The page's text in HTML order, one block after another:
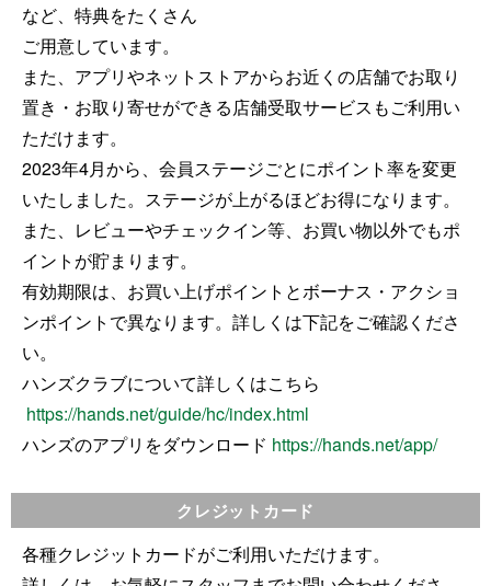
など、特典をたくさん
ご用意しています。
また、アプリやネットストアからお近くの店舗でお取り
置き・お取り寄せができる店舗受取サービスもご利用い
ただけます。
2023年4月から、会員ステージごとにポイント率を変更
いたしました。ステージが上がるほどお得になります。
また、レビューやチェックイン等、お買い物以外でもポ
イントが貯まります。
有効期限は、お買い上げポイントとボーナス・アクショ
ンポイントで異なります。詳しくは下記をご確認くださ
い。
ハンズクラブについて詳しくはこちら
https://hands.net/guide/hc/index.html
ハンズのアプリをダウンロード https://hands.net/app/
クレジットカード
各種クレジットカードがご利用いただけます。